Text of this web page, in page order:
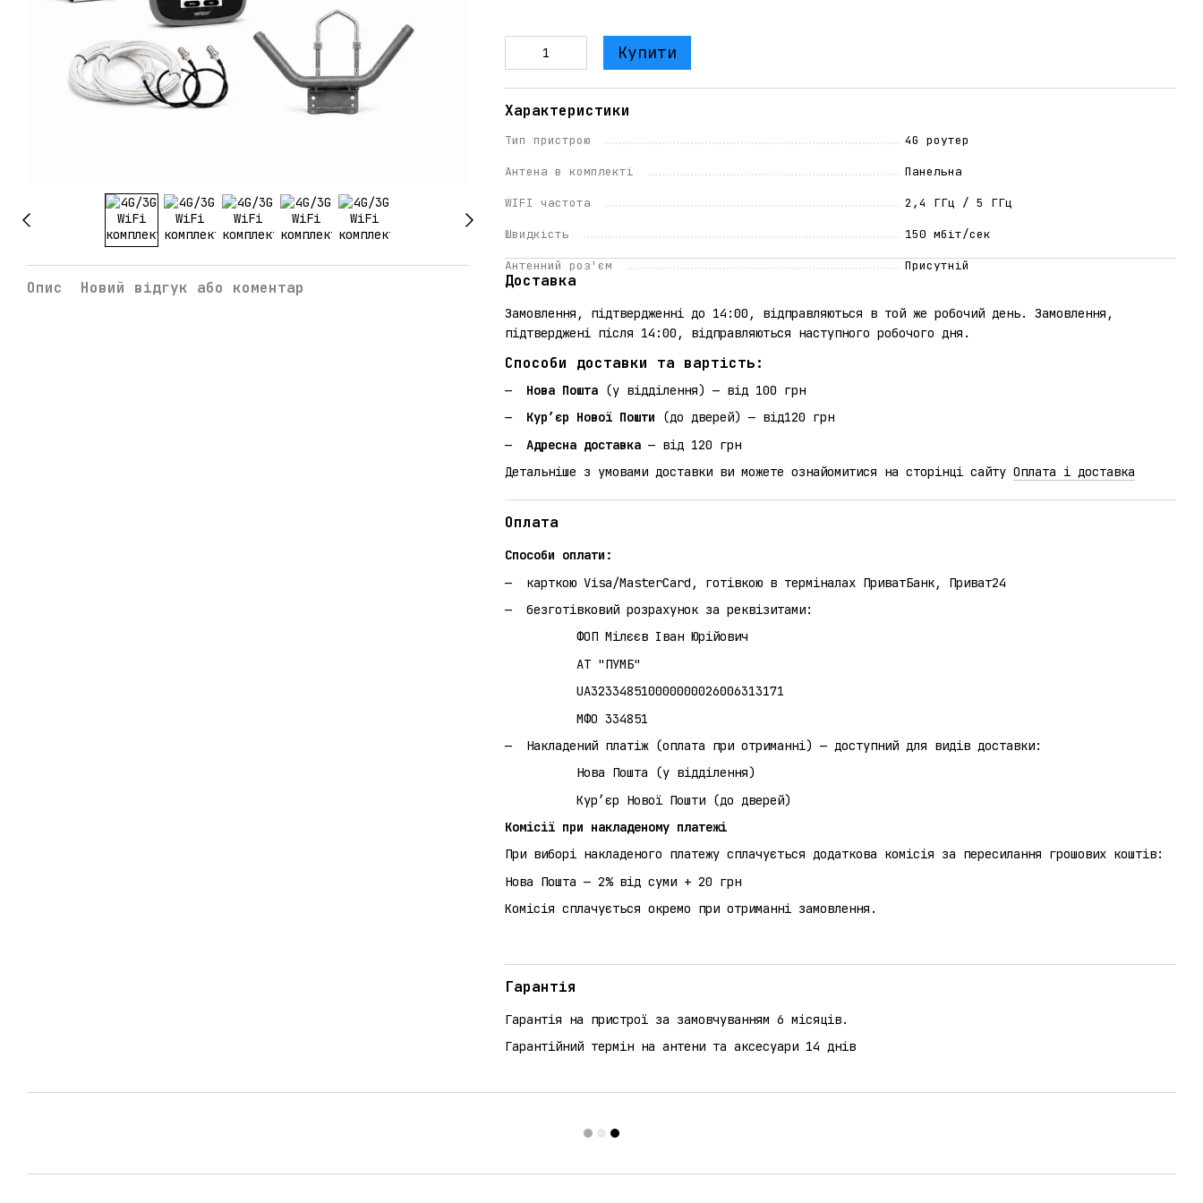
Опис Новий відгук або коментар
Купити
Характеристики
Тип пристрою 4G роутер
Антена в комплекті Панельна
WIFI частота 2,4 ГГц / 5 ГГц
Швидкість 150 мбіт/сек
Антенний роз'єм Присутній
Доставка
Замовлення, підтвердженні до 14:00, відправляються в той же робочий день. Замовлення,
підтверджені після 14:00, відправляються наступного робочого дня.
Способи доставки та вартість:
Нова Пошта(у відділення) — від 100 грн
Кур’єр Нової Пошти (до дверей) — від120 грн
Адресна доставка— від 120 грн
Детальніше з умовами доставки ви можете ознайомитися на сторінці сайту Оплата і доставка
Оплата
Способи оплати:
карткою Visa/MasterCard, готівкою в терміналах ПриватБанк, Приват24
безготівковий розрахунок за реквізитами:
ФОП Мілєєв Іван Юрійович
АТ "ПУМБ"
UA323348510000000026006313171
МФО 334851
Накладений платіж (оплата при отриманні) — доступний для видів доставки:
Нова Пошта (у відділення)
Кур’єр Нової Пошти (до дверей)
Комісії при накладеному платежі
При виборі накладеного платежу сплачується додаткова комісія за пересилання грошових коштів:
Нова Пошта — 2% від суми + 20 грн
Комісія сплачується окремо при отриманні замовлення.
Гарантія
Гарантія на пристрої за замовчуванням 6 місяців.
Гарантійний термін на антени та аксесуари 14 днів